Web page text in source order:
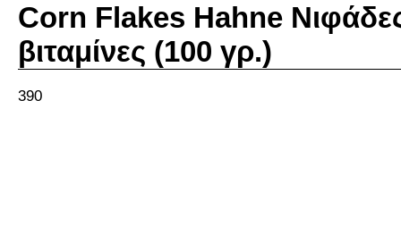
Corn Flakes Hahne
βιταμίνες (100 γρ.)
390